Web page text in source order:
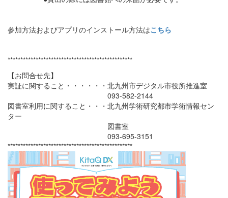
参加方法およびアプリのインストール方法はこちら
*************************************************
【お問合せ先】
実証に関すること・・・・・・北九州市デジタル市役所推進室
093-582-2144
図書室利用に関すること・・・北九州学術研究都市学術情報セン
ター
図書室
093-695-3151
*************************************************